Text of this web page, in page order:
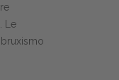
Le